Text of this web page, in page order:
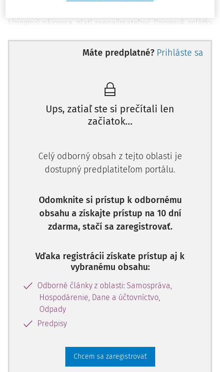
Lízingový nájomca platí prenajímateľovi lízingové splátky
Predmet lízingovej zmluvy je v priebehu trvania
lízingového vzťahu vo vlastníctve prenajímateľa. Vznik
prostredníctvom písomného zmluvného zabezpečenia.
lízingu sa majetok často obstaráva na základe zmluvného
zabezpečenia ako právo následnej kúpy. Často v
obsahovou stránkou (textom) zmluvného zabezpeč
Máte predplatné? Prihláste sa
Ups, zatiaľ ste si prečítali len
začiatok...
Celý odborný obsah z tejto oblasti je
dostupný predplatiteľom portálu.
Odomknite si prístup k odbornému
obsahu a získajte prístup na 10 dní
zdarma, stačí sa zaregistrovať.
Vďaka registrácii získate prístup aj k
vybranému obsahu:
Odborné články z oblasti: Samospráva,
Hospodárenie, Dane a účtovníctvo,
Odpady
Predpisy
Chcem sa zaregistrovať